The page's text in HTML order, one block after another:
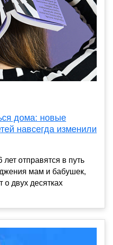
дома: новые
навсегда изменили
отправятся в путь
мам и бабушек,
двух десятках